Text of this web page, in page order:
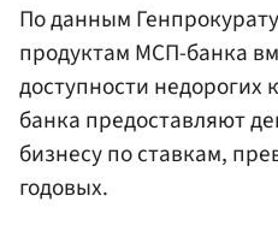
По данным
продуктам МСП-банка
доступности недорогих
банка предоставляют
бизнесу по ставкам,
годовых.